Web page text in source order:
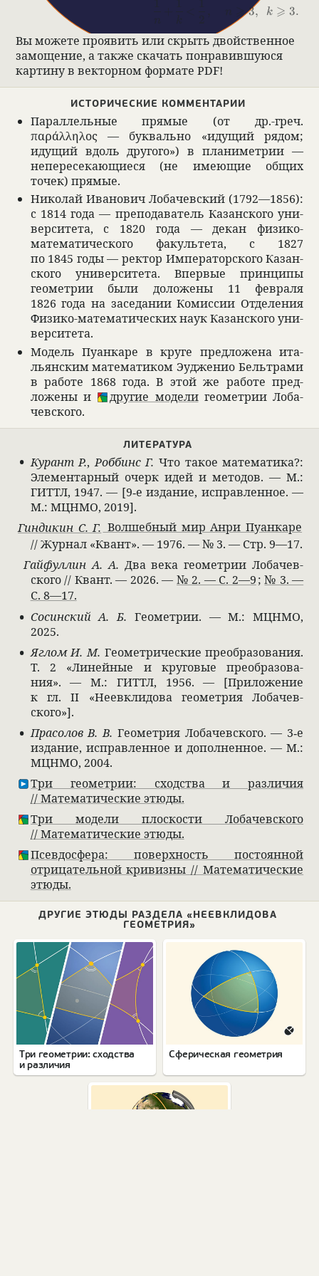
\frac1n
+
\frac1k
<
\frac12
\,,
n \ge
3,\ \ k
⩾ 3, k ⩾ 3.
Вы можете про­явить или скрыть двойствен­ное
замоще­ние, а также ска­чать понра­вившуюся
кар­тину в век­тор­ном формате PDF!
ИСТО­РИ­ЧЕ­СКИЕ КОММЕН­ТА­РИИ
Парал­лель­ные прямые (от др.-греч.
παράλληλος — бук­вально «идущий рядом;
идущий вдоль другого») в пла­нимет­рии —
непе­ре­се­кающи­еся (не имеющие общих
точек) прямые.
Нико­лай Ива­но­вич Лоба­чев­ский (1792—1856):
с 1814 года — препо­да­ва­тель Казан­ского уни­
вер­си­тета, с 1820 года — декан физико-
матема­ти­че­ского факуль­тета, с 1827
по 1845 годы — рек­тор Импе­ра­тор­ского Казан­
ского уни­вер­си­тета. Впер­вые принципы
геомет­рии были доложены 11 фев­раля
1826 года на засе­да­нии Комис­сии Отде­ле­ния
Физико-матема­ти­че­ских наук Казан­ского уни­
вер­си­тета.
Модель Пуан­каре в круге пред­ложена ита­
льян­ским матема­ти­ком Эудже­нио Бельтрами
в работе 1868 года. В этой же работе пред­
ложены и
другие моделигеомет­рии Лоба­
чев­ского.
ЛИТЕ­РА­ТУРА
Курант Р.,Роб­бинс Г. Что такое матема­тика?:
Элемен­тар­ный очерк идей и мето­дов. — М.:
ГИТТЛ, 1947. — [9‐e изда­ние, исправ­лен­ное. —
М.: МЦНМО, 2019].
Гин­ди­кин С. Г. Волшеб­ный мир Анри Пуан­каре
// Жур­нал «Квант». — 1976. — № 3. — Стр. 9—17.
‍Гайфул­лин А. А. Два века геомет­рии Лоба­чев­
ского // Квант. — 2026. —№ 2. — С. 2—9;№ 3. —
С. 8—17.
Сосин­ский А. Б. Геомет­рии. — М.: МЦНМО,
2025.
Яглом И. М. Геомет­ри­че­ские пре­об­ра­зо­ва­ния.
Т. 2 «Линей­ные и круго­вые пре­об­ра­зо­ва­
ния». — М.: ГИТТЛ, 1956. — [При­ложе­ние
к гл. II «Неев­кли­дова геомет­рия Лоба­чев­
ского»].
Пра­со­лов В. В. Геомет­рия Лоба­чев­ского. — 3‐е
изда­ние, исправ­лен­ное и допол­нен­ное. — М.:
МЦНМО, 2004.
Три геомет­рии: сход­ства и раз­ли­чия
// Матема­ти­че­ские этюды.
Три модели плос­ко­сти Лоба­чев­ского
// Матема­ти­че­ские этюды.
Псев­до­сфера: поверх­ность посто­ян­ной
отрица­тель­ной кри­визны // Матема­ти­че­ские
этюды.
ДРУГИЕ ЭТЮДЫ РАЗДЕЛА «НЕЕВКЛИДОВА
ГЕОМЕТРИЯ»
Три геометрии: сходства
и различия
Сферическая геометрия